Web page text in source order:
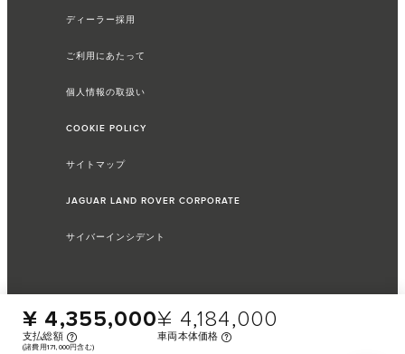
¥ 4,355,000
支払総額
(諸費用171,000円含む)
¥ 4,184,000
車両本体価格
ディーラー採用
ご利用にあたって
個人情報の取扱い
COOKIE POLICY
サイトマップ
JAGUAR LAND ROVER CORPORATE
サイバーインシデント